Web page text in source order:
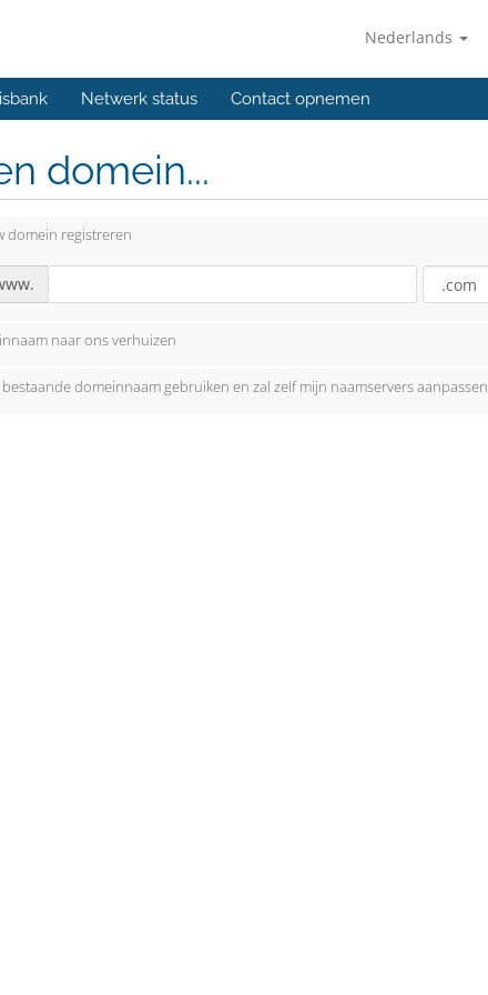
Nederlands
Netwerk status Contact opnemen
domein...
domein registreren
naar ons verhuizen
bestaande domeinnaam gebruiken en zal zelf mijn naamservers aanpassen